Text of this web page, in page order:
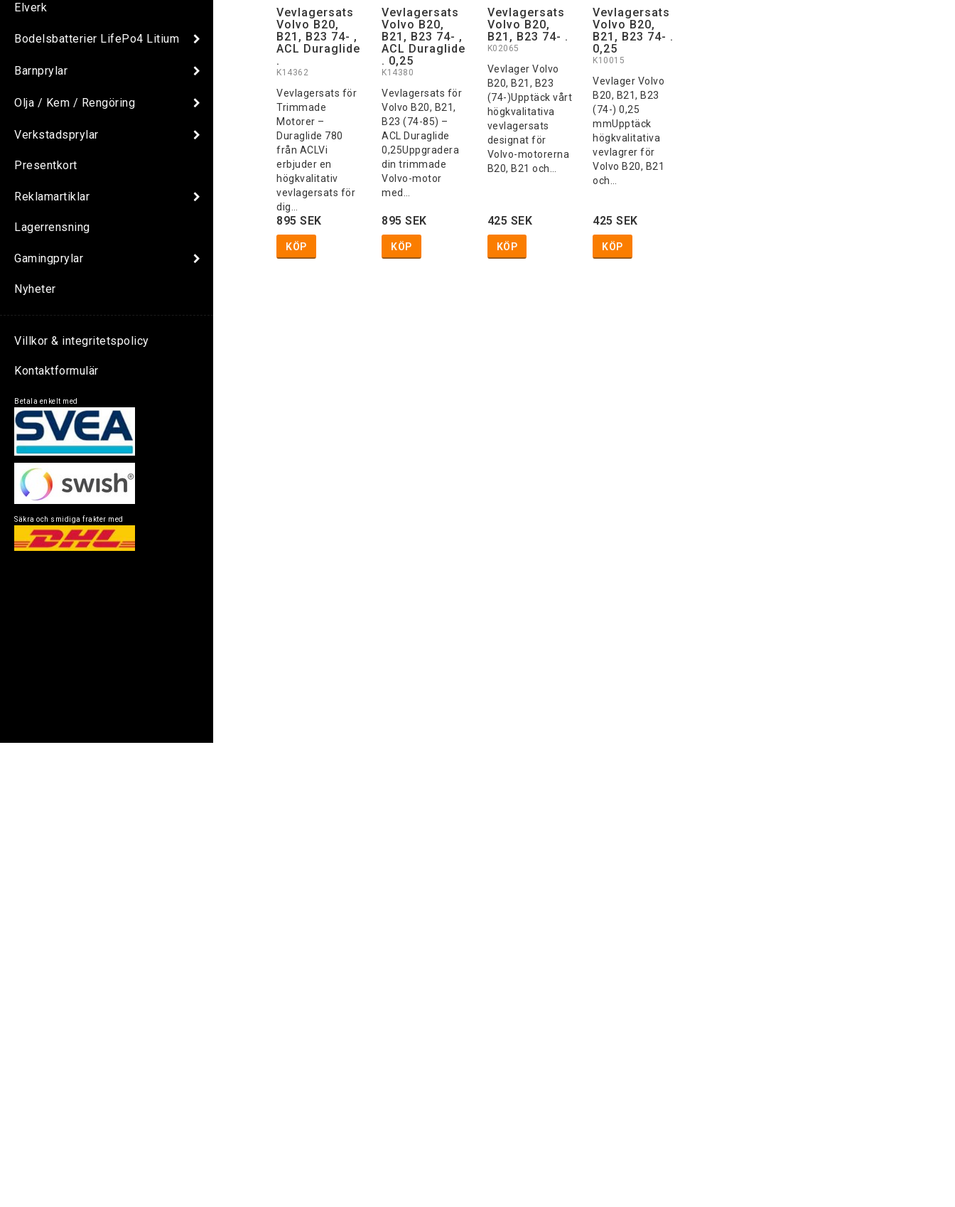
Elverk
Bodelsbatterier LifePo4 Litium
Barnprylar
Olja / Kem / Rengöring
Verkstadsprylar
Presentkort
Reklamartiklar
Lagerrensning
Gamingprylar
Nyheter
Villkor & integritetspolicy
Kontaktformulär
Betala enkelt med
Säkra och smidiga frakter med
Vevlagersats
Volvo B20,
B21, B23 74- ,
ACL Duraglide
.
K14362
Vevlagersats för
Trimmade
Motorer –
Duraglide 780
från ACLVi
erbjuder en
högkvalitativ
vevlagersats för
dig…
895 SEK
KÖP
Vevlagersats
Volvo B20,
B21, B23 74- ,
ACL Duraglide
. 0,25
K14380
Vevlagersats för
Volvo B20, B21,
B23 (74-85) –
ACL Duraglide
0,25Uppgradera
din trimmade
Volvo-motor
med…
895 SEK
KÖP
Vevlagersats
Volvo B20,
B21, B23 74- .
K02065
Vevlager Volvo
B20, B21, B23
(74-)Upptäck vårt
högkvalitativa
vevlagersats
designat för
Volvo-motorerna
B20, B21 och…
425 SEK
KÖP
Vevlagersats
Volvo B20,
B21, B23 74- .
0,25
K10015
Vevlager Volvo
B20, B21, B23
(74-) 0,25
mmUpptäck
högkvalitativa
vevlagrer för
Volvo B20, B21
och…
425 SEK
KÖP